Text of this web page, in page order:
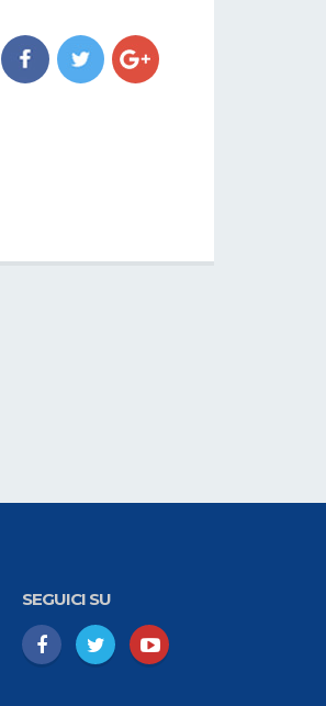
SEGUICI SU